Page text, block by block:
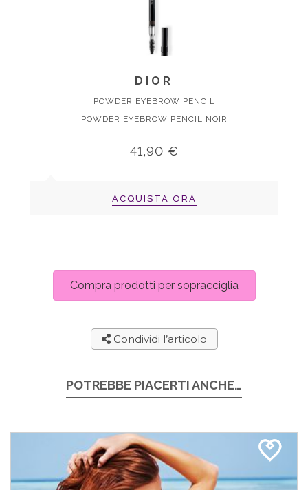
DIOR
POWDER EYEBROW PENCIL
POWDER EYEBROW PENCIL NOIR
41,90 €
ACQUISTA ORA
Compra prodotti per sopracciglia
Condividi l’articolo
POTREBBE PIACERTI ANCHE…